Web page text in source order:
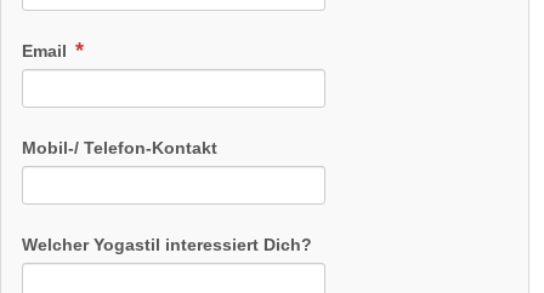
Email
Mobil-/ Telefon-Kontakt
Welcher Yogastil interessiert Dich?